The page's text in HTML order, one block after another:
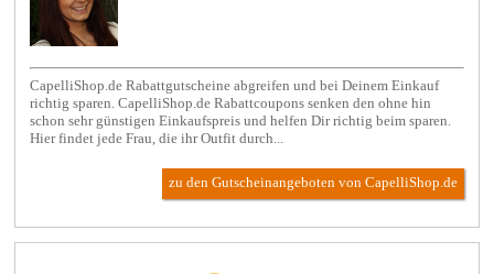
CapelliShop.de Rabattgutscheine abgreifen und bei Deinem Einkauf
richtig sparen. CapelliShop.de Rabattcoupons senken den ohne hin
schon sehr günstigen Einkaufspreis und helfen Dir richtig beim sparen.
Hier findet jede Frau, die ihr Outfit durch...
zu den Gutscheinangeboten von CapelliShop.de